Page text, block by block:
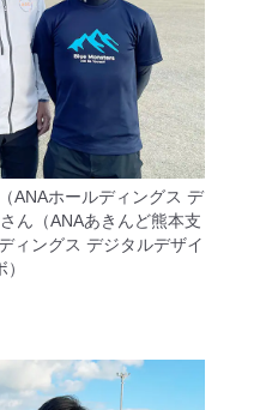
ANAホールディングス デ
ん（ANAあきんど熊本支
ィングス デジタルデザイ